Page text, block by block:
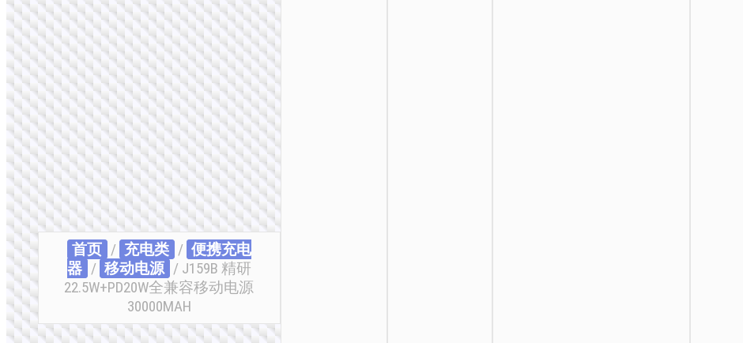
首页 / 充电类 / 便携充电
器 / 移动电源 / J159B 精研
22.5W+PD20W全兼容移动电源
30000MAH